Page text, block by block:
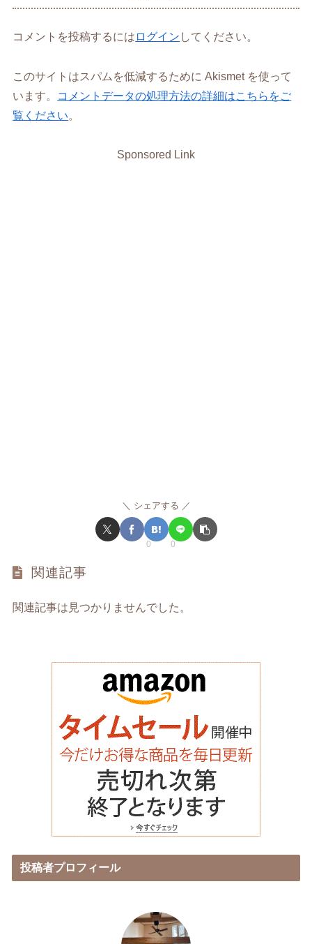
コメントを投稿するには ログイン してください。
このサイトはスパムを低減するために Akismet を使って
います。
コメントデータの処理方法の詳細はこちらをご
覧ください。
Sponsored Link
シェアする
0 0
関連記事
関連記事は見つかりませんでした。
投稿者プロフィール